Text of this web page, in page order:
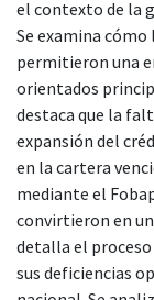
el contexto de la
Se examina
permitieron una
orientados
destaca que la
expansión del
en la cartera
mediante el
convirtieron en
detalla el
sus deficiencias